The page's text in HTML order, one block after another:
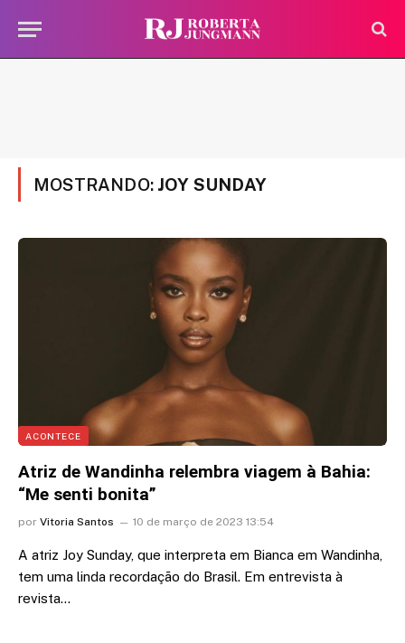
MOSTRANDO: JOY SUNDAY
ACONTECE
Atriz de Wandinha relembra viagem à Bahia:
“Me senti bonita”
por Vitoria Santos 10 de março de 2023 13:54
A atriz Joy Sunday, que interpreta em Bianca em Wandinha,
tem uma linda recordação do Brasil. Em entrevista à
revista…